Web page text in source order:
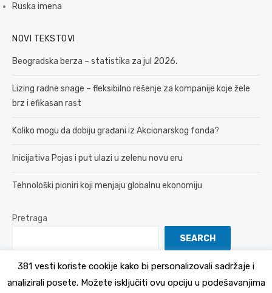
Ruska imena
NOVI TEKSTOVI
Beogradska berza – statistika za jul 2026.
Lizing radne snage – fleksibilno rešenje za kompanije koje žele
brz i efikasan rast
Koliko mogu da dobiju građani iz Akcionarskog fonda?
Inicijativa Pojas i put ulazi u zelenu novu eru
Tehnološki pioniri koji menjaju globalnu ekonomiju
Pretraga
SEARCH
381 vesti koriste cookije kako bi personalizovali sadržaje i
analizirali posete. Možete isključiti ovu opciju u podešavanjima